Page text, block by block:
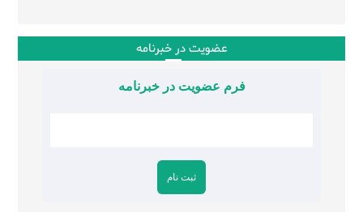
عضویت در خبرنامه
فرم عضویت در خبرنامه